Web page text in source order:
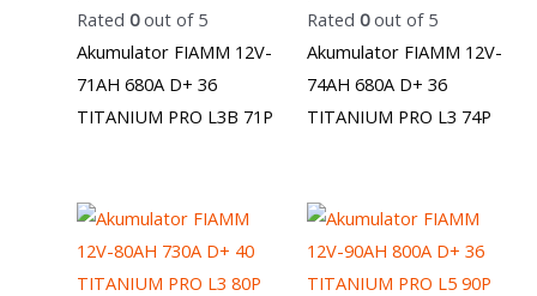
Rated 0out of 5
Akumulator FIAMM 12V-
71AH 680A D+ 36
TITANIUM PRO L3B 71P
Rated 0out of 5
Akumulator FIAMM 12V-
74AH 680A D+ 36
TITANIUM PRO L3 74P